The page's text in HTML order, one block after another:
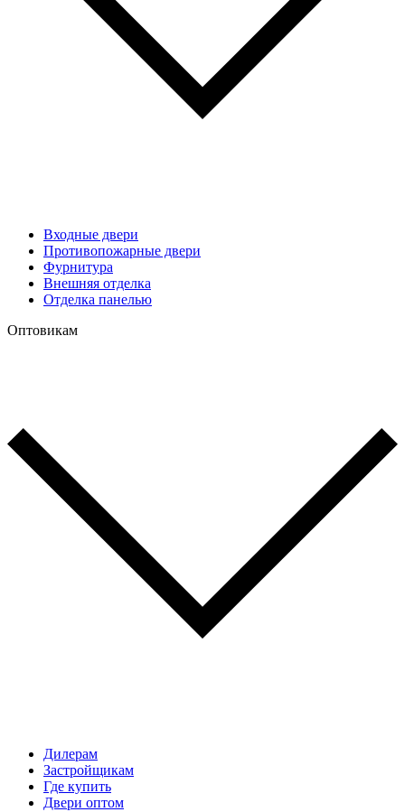
Входные двери
Противопожарные двери
Фурнитура
Внешняя отделка
Отделка панелью
Оптовикам
Дилерам
Застройщикам
Где купить
Двери оптом